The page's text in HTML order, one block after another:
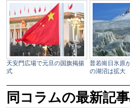
同コラムの最新記事